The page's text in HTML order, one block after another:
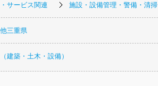
サービス関連 施設・設備管理・警備・清掃
三重県
建築・土木・設備）